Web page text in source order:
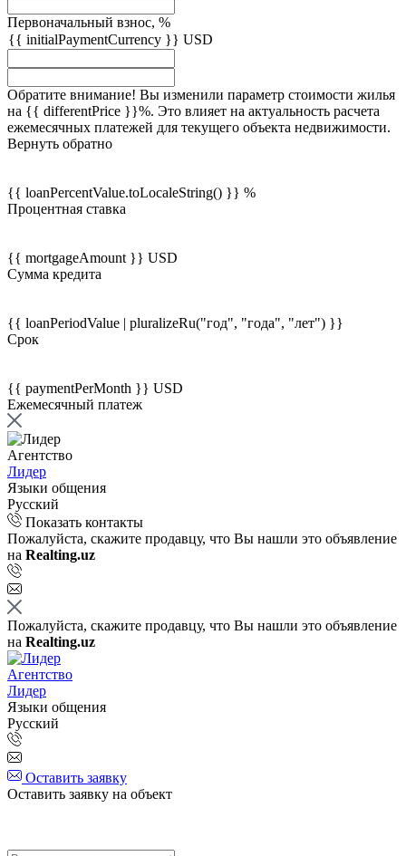
Первоначальный взнос, %
{{ initialPaymentCurrency }} USD
Обратите внимание! Вы изменили параметр стоимости жилья
на {{ differentPrice }}%. Это влияет на актуальность расчета
ежемесячных платежей для текущего объекта недвижимости.
Вернуть обратно
{{ loanPercentValue.toLocaleString() }} %
Процентная ставка
{{ mortgageAmount }} USD
Сумма кредита
{{ loanPeriodValue | pluralizeRu("год", "года", "лет") }}
Срок
{{ paymentPerMonth }} USD
Ежемесячный платеж
Агентство
Лидер
Языки общения
Русский
Показать контакты
Пожалуйста, скажите продавцу, что Вы нашли это объявление
на Realting.uz
Пожалуйста, скажите продавцу, что Вы нашли это объявление
на Realting.uz
Агентство
Лидер
Языки общения
Русский
Оставить заявку
Оставить заявку на объект